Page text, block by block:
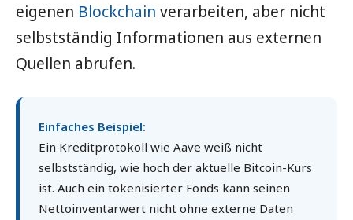
eigenen Blockchain verarbeiten, aber nicht
selbstständig Informationen aus externen
Quellen abrufen.
Einfaches Beispiel:
Ein Kreditprotokoll wie Aave weiß nicht
selbstständig, wie hoch der aktuelle Bitcoin-Kurs
ist. Auch ein tokenisierter Fonds kann seinen
Nettoinventarwert nicht ohne externe Daten